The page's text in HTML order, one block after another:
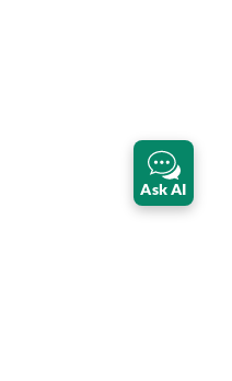
Ask AI